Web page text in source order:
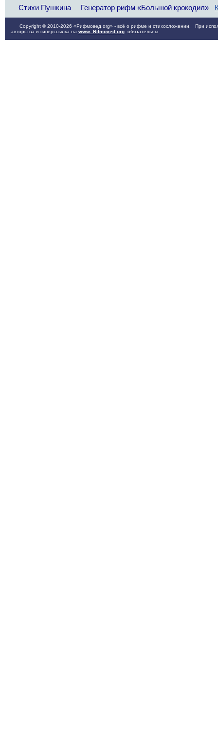
Стихи Пушкина Генератор рифм «Большой крокодил»
Copyright © 2010-2026 «Рифмовед.org» - всё о рифме и стихосложении. При
авторства и гиперссылка на www. Rifmoved.org обязательны.